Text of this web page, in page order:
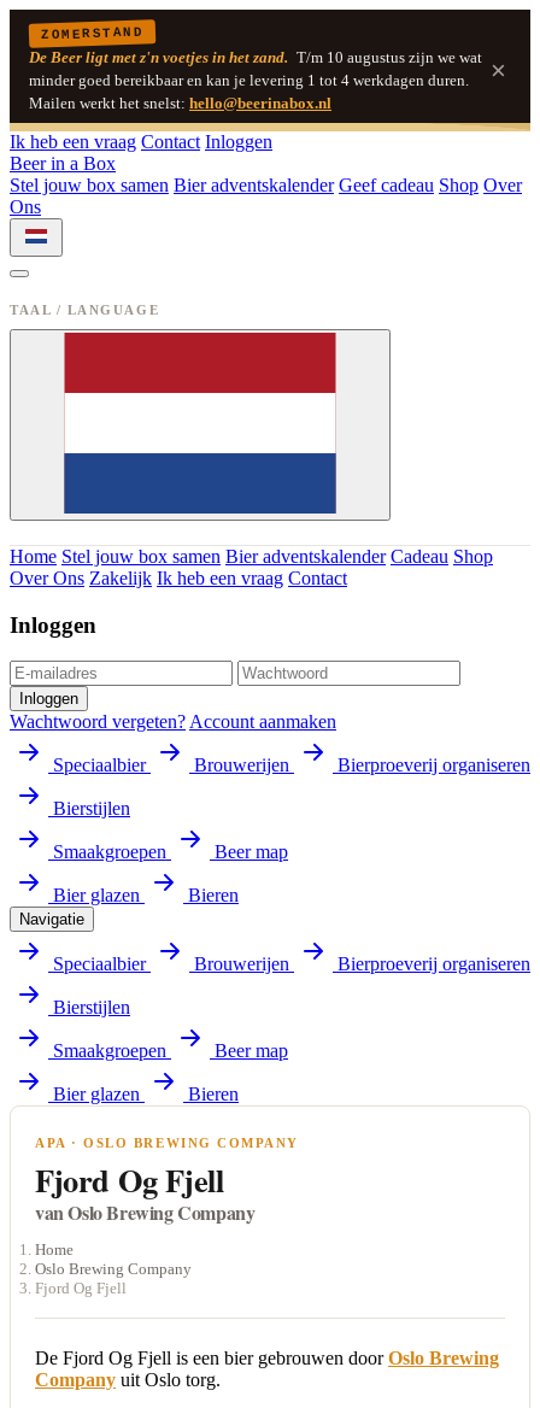
ZOMERSTAND
De Beer ligt met z'n voetjes in het zand. T/m 10 augustus zijn we wat
minder goed bereikbaar en kan je levering 1 tot 4 werkdagen duren.
Mailen werkt het snelst: hello@beerinabox.nl
×
Ik heb een vraag Contact Inloggen
Beer in a Box
Stel jouw box samen Bier adventskalender Geef cadeau Shop Over
Ons
TAAL / LANGUAGE
Home Stel jouw box samen Bier adventskalender Cadeau Shop
Over Ons Zakelijk Ik heb een vraag Contact
Inloggen
Inloggen
Wachtwoord vergeten?Account aanmaken
Speciaalbier Brouwerijen Bierproeverij organiseren
Bierstijlen
Smaakgroepen Beer map
Bier glazen Bieren
Navigatie
Speciaalbier Brouwerijen Bierproeverij organiseren
Bierstijlen
Smaakgroepen Beer map
Bier glazen Bieren
APA · OSLO BREWING COMPANY
Fjord Og Fjell
van Oslo Brewing Company
Home
Oslo Brewing Company
Fjord Og Fjell
De Fjord Og Fjell is een bier gebrouwen doorOslo Brewing
Company uit Oslo torg.